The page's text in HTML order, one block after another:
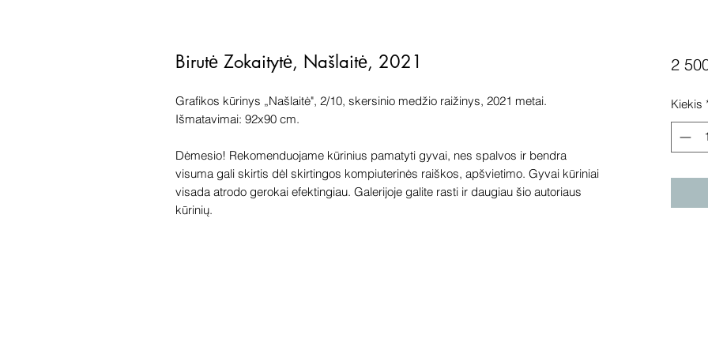
Birutė Zokaitytė, Našlaitė, 2021
Grafikos kūrinys „Našlaitė", 2/10, skersinio medžio raižinys, 2021 metai.
Išmatavimai: 92x90 cm.
Dėmesio! Rekomenduojame kūrinius pamatyti gyvai, nes spalvos ir bendra
visuma gali skirtis dėl skirtingos kompiuterinės raiškos, apšvietimo. Gyvai kūriniai
visada atrodo gerokai efektingiau. Galerijoje galite rasti ir daugiau šio autoriaus
kūrinių.
2
Kiekis